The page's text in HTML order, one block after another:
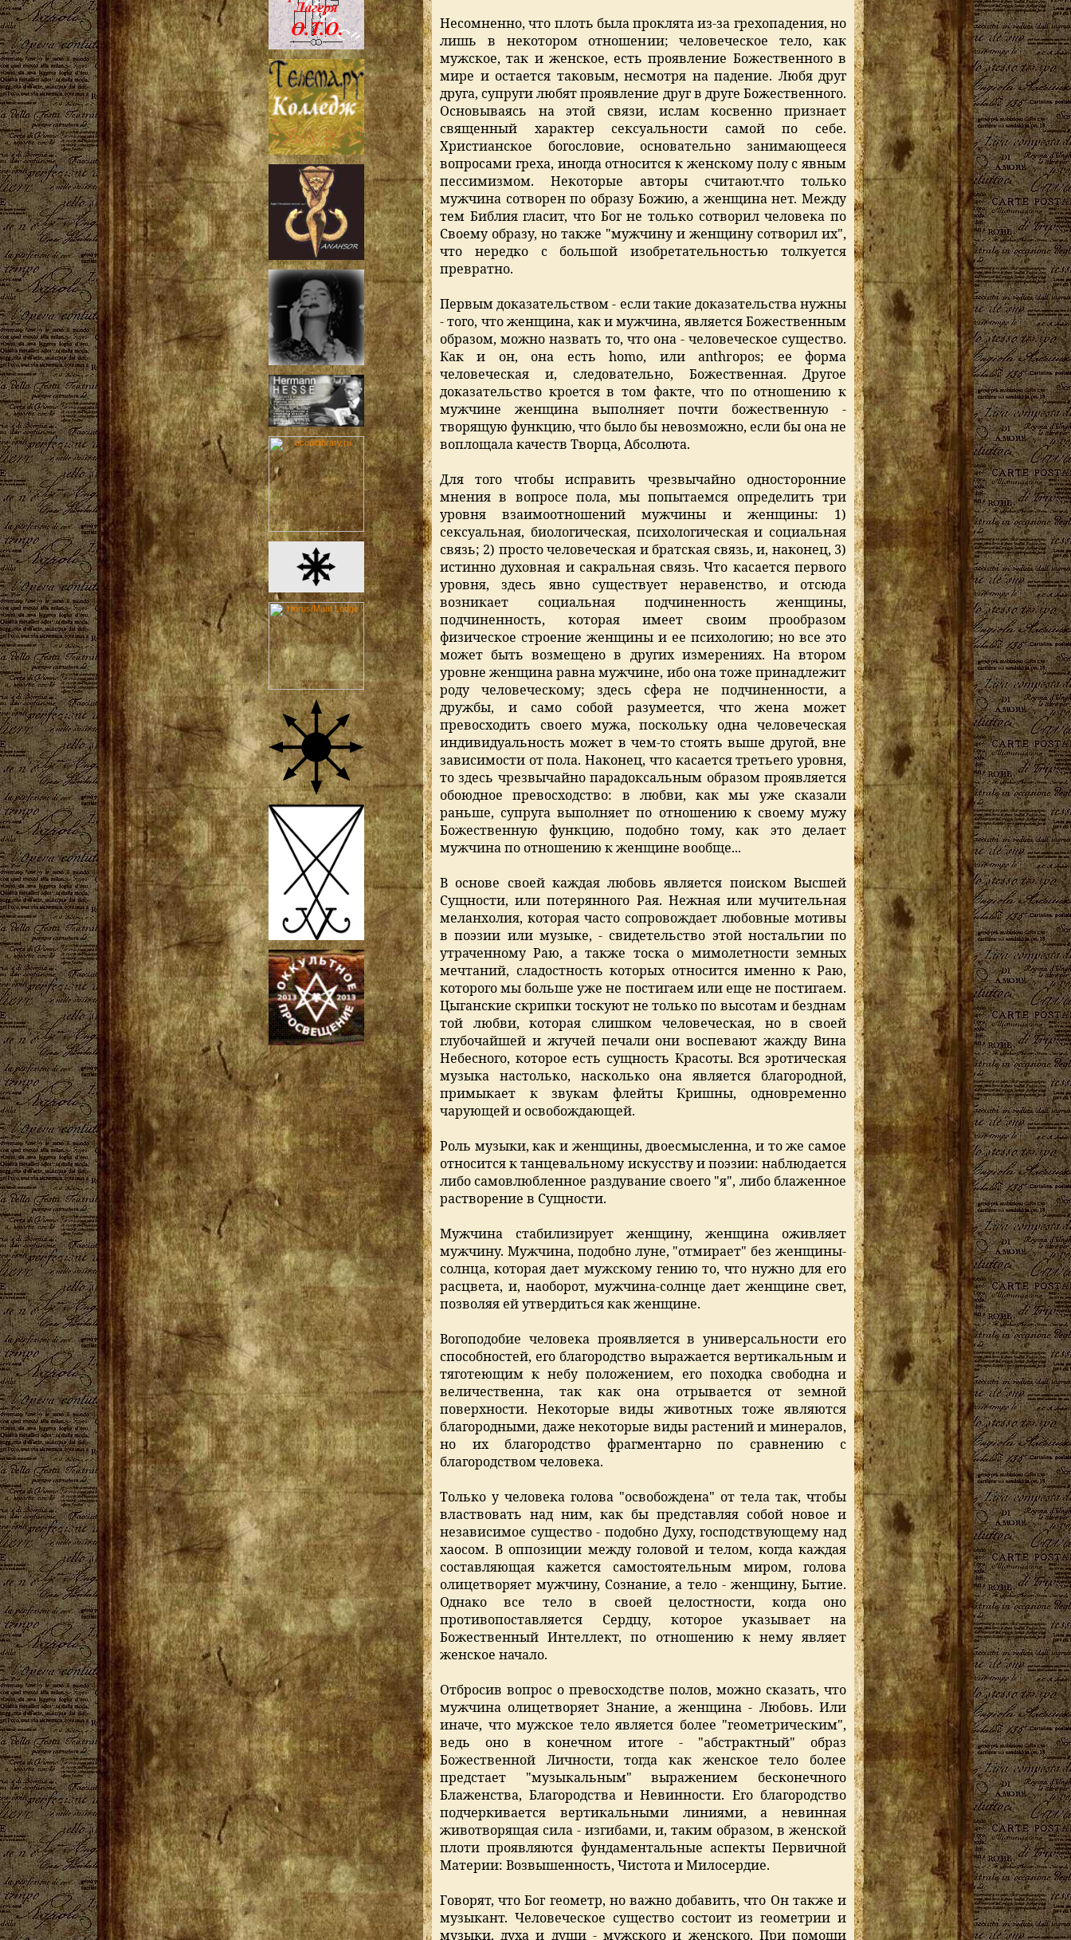
Несомненно, что плоть была проклята из-за грехопадения, но
лишь в некотором отношении; человеческое тело, как
мужское, так и женское, есть проявление Божественного в
мире и остается таковым, несмотря на падение. Любя друг
друга, супруги любят проявление друг в друге Божественного.
Основываясь на этой связи, ислам косвенно признает
священный характер сексуальности самой по себе.
Христианское богословие, основательно занимающееся
вопросами греха, иногда относится к женскому полу с явным
пессимизмом. Некоторые авторы считают.что только
мужчина сотворен по образу Божию, а женщина нет. Между
тем Библия гласит, что Бог не только сотворил человека по
Своему образу, но также "мужчину и женщину сотворил их",
что нередко с большой изобретательностью толкуется
превратно.
Первым доказательством - если такие доказательства нужны
- того, что женщина, как и мужчина, является Божественным
образом, можно назвать то, что она - человеческое существо.
Как и он, она есть homo, или anthropos; ее форма
человеческая и, следовательно, Божественная. Другое
доказательство кроется в том факте, что по отношению к
мужчине женщина выполняет почти божественную -
творящую функцию, что было бы невозможно, если бы она не
воплощала качеств Творца, Абсолюта.
Для того чтобы исправить чрезвычайно односторонние
мнения в вопросе пола, мы попытаемся определить три
уровня взаимоотношений мужчины и женщины: 1)
сексуальная, биологическая, психологическая и социальная
связь; 2) просто человеческая и братская связь, и, наконец, 3)
истинно духовная и сакральная связь. Что касается первого
уровня, здесь явно существует неравенство, и отсюда
возникает социальная подчиненность женщины,
подчиненность, которая имеет своим прообразом
физическое строение женщины и ее психологию; но все это
может быть возмещено в других измерениях. На втором
уровне женщина равна мужчине, ибо она тоже принадлежит
роду человеческому; здесь сфера не подчиненности, а
дружбы, и само собой разумеется, что жена может
превосходить своего мужа, поскольку одна человеческая
индивидуальность может в чем-то стоять выше другой, вне
зависимости от пола. Наконец, что касается третьего уровня,
то здесь чрезвычайно парадоксальным образом проявляется
обоюдное превосходство: в любви, как мы уже сказали
раньше, супруга выполняет по отношению к своему мужу
Божественную функцию, подобно тому, как это делает
мужчина по отношению к женщине вообще...
В основе своей каждая любовь является поиском Высшей
Сущности, или потерянного Рая. Нежная или мучительная
меланхолия, которая часто сопровождает любовные мотивы
в поэзии или музыке, - свидетельство этой ностальгии по
утраченному Раю, а также тоска о мимолетности земных
мечтаний, сладостность которых относится именно к Раю,
которого мы больше уже не постигаем или еще не постигаем.
Цыганские скрипки тоскуют не только по высотам и безднам
той любви, которая слишком человеческая, но в своей
глубочайшей и жгучей печали они воспевают жажду Вина
Небесного, которое есть сущность Красоты. Вся эротическая
музыка настолько, насколько она является благородной,
примыкает к звукам флейты Кришны, одновременно
чарующей и освобождающей.
Роль музыки, как и женщины, двоесмысленна, и то же самое
относится к танцевальному искусству и поэзии: наблюдается
либо самовлюбленное раздувание своего "я", либо блаженное
растворение в Сущности.
Мужчина стабилизирует женщину, женщина оживляет
мужчину. Мужчина, подобно луне, "отмирает" без женщины-
солнца, которая дает мужскому гению то, что нужно для его
расцвета, и, наоборот, мужчина-солнце дает женщине свет,
позволяя ей утвердиться как женщине.
Вогоподобие человека проявляется в универсальности его
способностей, его благородство выражается вертикальным и
тяготеющим к небу положением, его походка свободна и
величественна, так как она отрывается от земной
поверхности. Некоторые виды животных тоже являются
благородными, даже некоторые виды растений и минералов,
но их благородство фрагментарно по сравнению с
благородством человека.
Только у человека голова "освобождена" от тела так, чтобы
властвовать над ним, как бы представляя собой новое и
независимое существо - подобно Духу, господствующему над
хаосом. В оппозиции между головой и телом, когда каждая
составляющая кажется самостоятельным миром, голова
олицетворяет мужчину, Сознание, а тело - женщину, Бытие.
Однако все тело в своей целостности, когда оно
противопоставляется Сердцу, которое указывает на
Божественный Интеллект, по отношению к нему являет
женское начало.
Отбросив вопрос о превосходстве полов, можно сказать, что
мужчина олицетворяет Знание, а женщина - Любовь. Или
иначе, что мужское тело является более "геометрическим",
ведь оно в конечном итоге - "абстрактный" образ
Божественной Личности, тогда как женское тело более
предстает "музыкальным" выражением бесконечного
Блаженства, Благородства и Невинности. Его благородство
подчеркивается вертикальными линиями, а невинная
животворящая сила - изгибами, и, таким образом, в женской
плоти проявляются фундаментальные аспекты Первичной
Материи: Возвышенность, Чистота и Милосердие.
Говорят, что Бог геометр, но важно добавить, что Он также и
музыкант. Человеческое существо состоит из геометрии и
музыки, духа и души - мужского и женского. При помощи